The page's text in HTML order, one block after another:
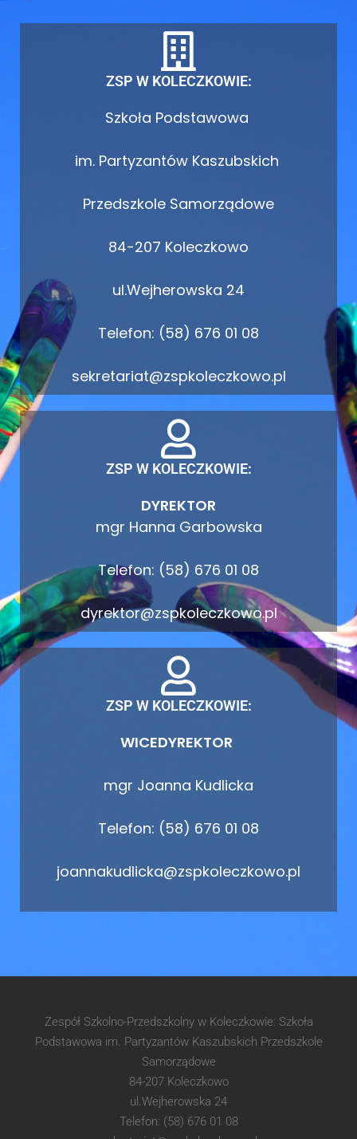
ZSP W KOLECZKOWIE:
Szkoła Podstawowa
im. Partyzantów Kaszubskich
Przedszkole Samorządowe
84-207 Koleczkowo
ul.Wejherowska 24
Telefon: (58) 676 01 08
sekretariat@zspkoleczkowo.pl
ZSP W KOLECZKOWIE:
DYREKTOR
mgr Hanna Garbowska
Telefon: (58) 676 01 08
dyrektor@zspkoleczkowo.pl
ZSP W KOLECZKOWIE:
WICEDYREKTOR
mgr Joanna Kudlicka
Telefon: (58) 676 01 08
joannakudlicka@zspkoleczkowo.pl
Zespół Szkolno-Przedszkolny w Koleczkowie: Szkoła
Podstawowa im. Partyzantów Kaszubskich Przedszkole
Samorządowe
84-207 Koleczkowo
ul.Wejherowska 24
Telefon: (58) 676 01 08